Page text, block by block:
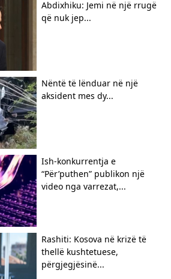
Abdixhiku: Jemi në një rrugë
që nuk jep...
Nëntë të lënduar në një
aksident mes dy...
Ish-konkurrentja e
“Për’puthen” publikon një
video nga varrezat,...
Rashiti: Kosova në krizë të
thellë kushtetuese,
përgjegjësinë...